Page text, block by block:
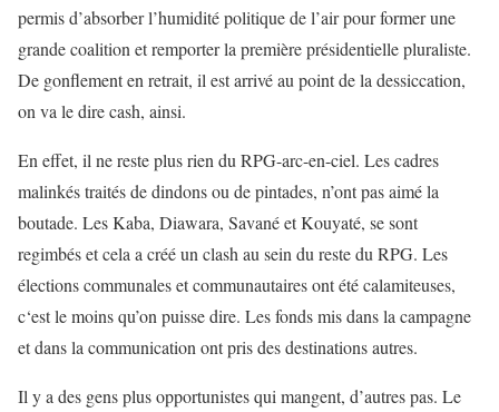
permis d’absorber l’humidité politique de l’air pour former une
grande coalition et remporter la première présidentielle pluraliste.
De gonflement en retrait, il est arrivé au point de la dessiccation,
on va le dire cash, ainsi.
En effet, il ne reste plus rien du RPG-arc-en-ciel. Les cadres
malinkés traités de dindons ou de pintades, n’ont pas aimé la
boutade. Les Kaba, Diawara, Savané et Kouyaté, se sont
regimbés et cela a créé un clash au sein du reste du RPG. Les
élections communales et communautaires ont été calamiteuses,
c‘est le moins qu’on puisse dire. Les fonds mis dans la campagne
et dans la communication ont pris des destinations autres.
Il y a des gens plus opportunistes qui mangent, d’autres pas. Le